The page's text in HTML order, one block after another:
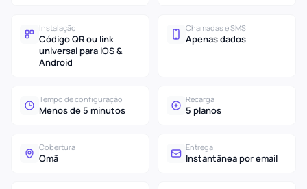
Instalação
Código QR ou link
universal para iOS &
Android
Chamadas e SMS
Apenas dados
Tempo de configuração
Menos de 5 minutos
Recarga
5 planos
Cobertura
Omã
Entrega
Instantânea por email